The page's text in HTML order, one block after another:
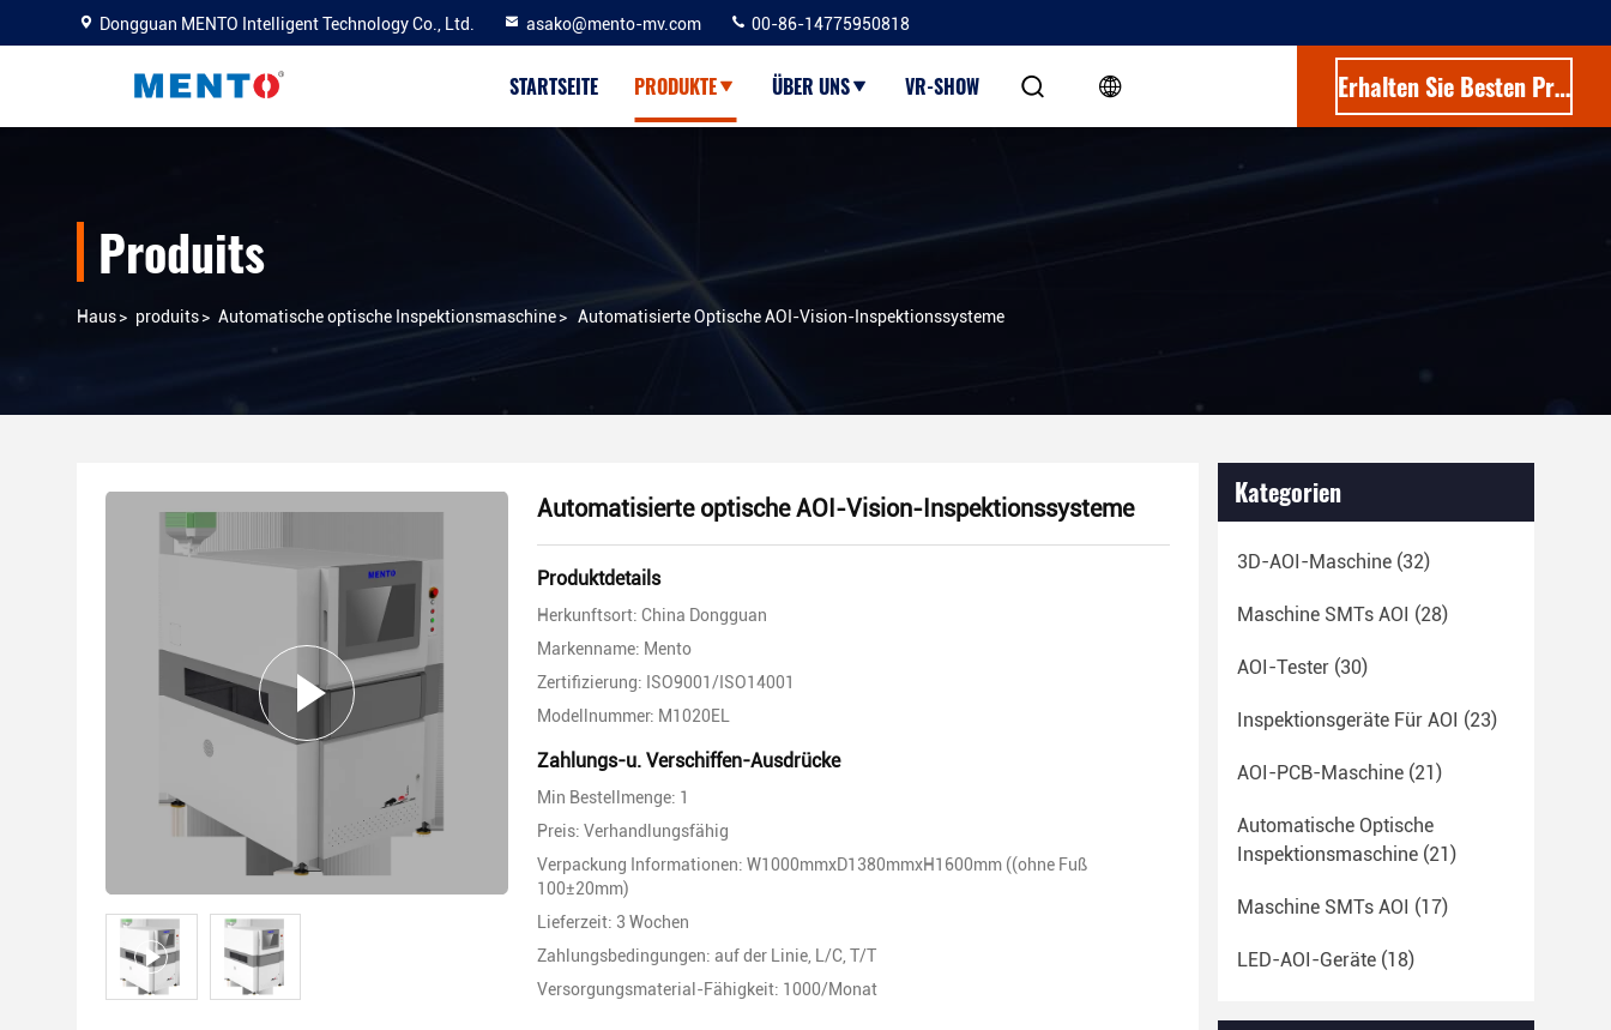
Dongguan MENTO Intelligent Technology Co., Ltd. asako@mento-mv.com 00-86-14775950818
STARTSEITE PRODUKTE ÜBER UNS VR-SHOW Erhalten Sie Besten Preis
Produits
Haus> produits> Automatische optische Inspektionsmaschine> Automatisierte Optische AOI-Vision-Inspektionssysteme
Automatisierte optische AOI-Vision-Inspektionssysteme
Produktdetails
Herkunftsort: China Dongguan
Markenname: Mento
Zertifizierung: ISO9001/ISO14001
Modellnummer: M1020EL
Zahlungs-u. Verschiffen-Ausdrücke
Min Bestellmenge: 1
Preis: Verhandlungsfähig
Verpackung Informationen: W1000mmxD1380mmxH1600mm ((ohne Fuß
100±20mm)
Lieferzeit: 3 Wochen
Zahlungsbedingungen: auf der Linie, L/C, T/T
Versorgungsmaterial-Fähigkeit: 1000/Monat
Kategorien
3D-AOI-Maschine (32)
Maschine SMTs AOI (28)
AOI-Tester (30)
Inspektionsgeräte Für AOI (23)
AOI-PCB-Maschine (21)
Automatische Optische
Inspektionsmaschine (21)
Maschine SMTs AOI (17)
LED-AOI-Geräte (18)